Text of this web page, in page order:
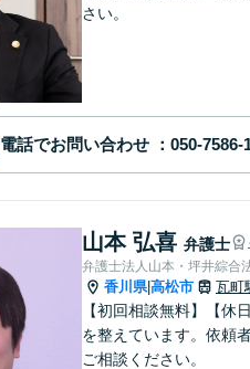
さい。
電話でお問い合わせ
山本 弘喜 弁護士
香川県|高松市 瓦町
【初回相談無料】【休
を整えています。依頼
ご相談ください。